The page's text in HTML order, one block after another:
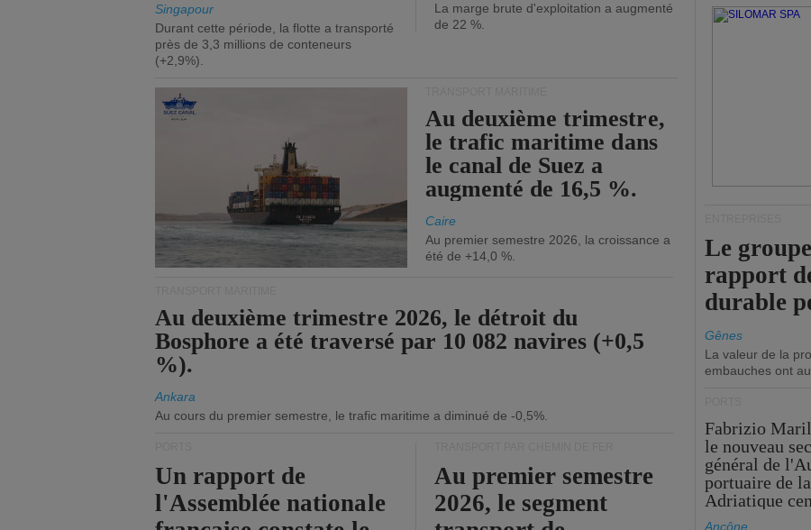
Singapour
Durant cette période, la flotte a transporté
près de 3,3 millions de conteneurs
(+2,9%).
La marge brute d'exploitation a augmenté
de 22 %.
Au deuxième trimestre,
le trafic maritime dans
le canal de Suez a
augmenté de 16,5 %.
Caire
Au premier semestre 2026, la croissance a
été de +14,0 %.
Au deuxième trimestre 2026, le détroit du
Bosphore a été traversé par 10 082 navires (+0,5
%).
Ankara
Au cours du premier semestre, le trafic maritime a diminué de -0,5%.
Un rapport de
l'Assemblée nationale
Au premier semestre
2026, le segment
Le
rapport
durable
Gênes
La valeur de la
embauches ont
Fabrizio
le nouveau
général de
portuaire de
Adriatique
Ancône